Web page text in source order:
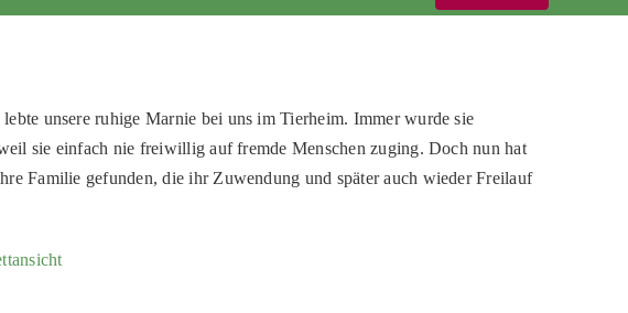
lebte unsere ruhige Marnie bei uns im Tierheim. Immer wurde sie
sie einfach nie freiwillig auf fremde Menschen zuging. Doch nun hat
Familie gefunden, die ihr Zuwendung und später auch wieder Freilauf